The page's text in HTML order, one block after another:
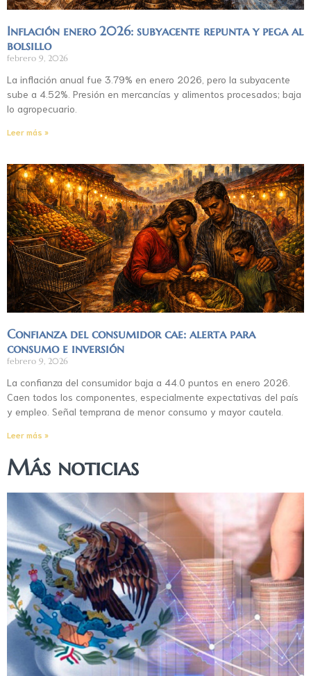
Inflación enero 2026: subyacente repunta y pega al
bolsillo
febrero 9, 2026
La inflación anual fue 3.79% en enero 2026, pero la subyacente
sube a 4.52%. Presión en mercancías y alimentos procesados; baja
lo agropecuario.
Leer más »
Confianza del consumidor cae: alerta para
consumo e inversión
febrero 9, 2026
La confianza del consumidor baja a 44.0 puntos en enero 2026.
Caen todos los componentes, especialmente expectativas del país
y empleo. Señal temprana de menor consumo y mayor cautela.
Leer más »
Más noticias